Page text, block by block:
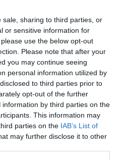
sale, sharing to third parties, or
or sensitive information for
use the below opt-out
Please note that after your
you may continue seeing
personal information utilized by
to third parties prior to
opt-out of the further
by third parties on the
This information may
parties on the IAB’s List of
may further disclose it to other
Patromare
βασιλόπιτας της
Αθλητικών
- Παρουσίαση
DUO στην Σύρο
πίτας 2014 από τον
Ερασιτεχνών